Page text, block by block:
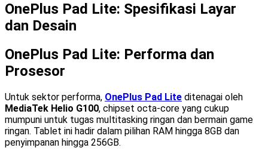
OnePlus Pad Lite: Spesifikasi Layar
dan Desain
OnePlus Pad Lite: Performa dan
Prosesor
Untuk sektor performa, OnePlus Pad Lite ditenagai oleh
MediaTek Helio G100, chipset octa-core yang cukup
mumpuni untuk tugas multitasking ringan dan bermain game
ringan. Tablet ini hadir dalam pilihan RAM hingga 8GB dan
penyimpanan hingga 256GB.